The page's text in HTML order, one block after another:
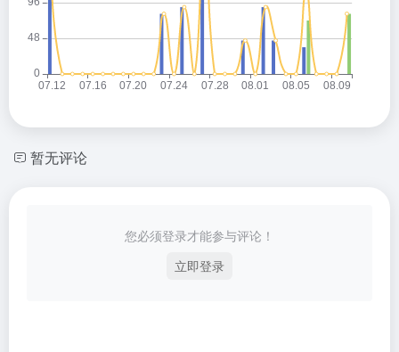
暂无评论
您必须登录才能参与评论！
立即登录